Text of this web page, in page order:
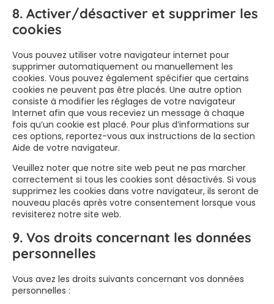
8. Activer/désactiver et supprimer les
cookies
Vous pouvez utiliser votre navigateur internet pour
supprimer automatiquement ou manuellement les
cookies. Vous pouvez également spécifier que certains
cookies ne peuvent pas être placés. Une autre option
consiste à modifier les réglages de votre navigateur
Internet afin que vous receviez un message à chaque
fois qu’un cookie est placé. Pour plus d’informations sur
ces options, reportez-vous aux instructions de la section
Aide de votre navigateur.
Veuillez noter que notre site web peut ne pas marcher
correctement si tous les cookies sont désactivés. Si vous
supprimez les cookies dans votre navigateur, ils seront de
nouveau placés après votre consentement lorsque vous
revisiterez notre site web.
9. Vos droits concernant les données
personnelles
Vous avez les droits suivants concernant vos données
personnelles :